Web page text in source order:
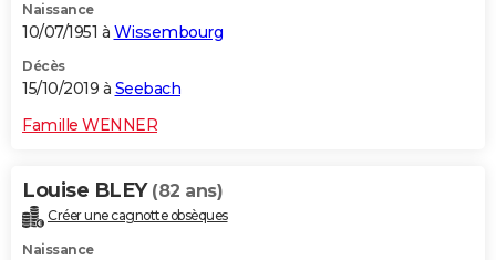
Naissance
10/07/1951 à Wissembourg
Décès
15/10/2019 à Seebach
Famille WENNER
Louise BLEY (82 ans)
Créer une cagnotte obsèques
Naissance